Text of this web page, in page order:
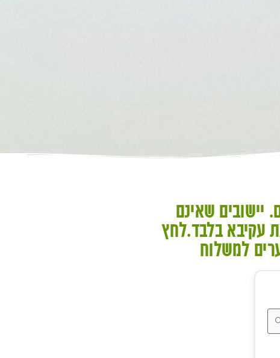
יישובים שאינם
עקיבא בלבד.לחץ
למשלוח